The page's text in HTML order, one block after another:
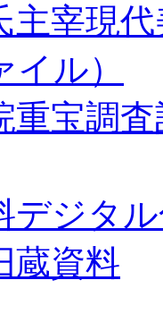
主宰現
イル）
重宝調
デジタ
蔵資料